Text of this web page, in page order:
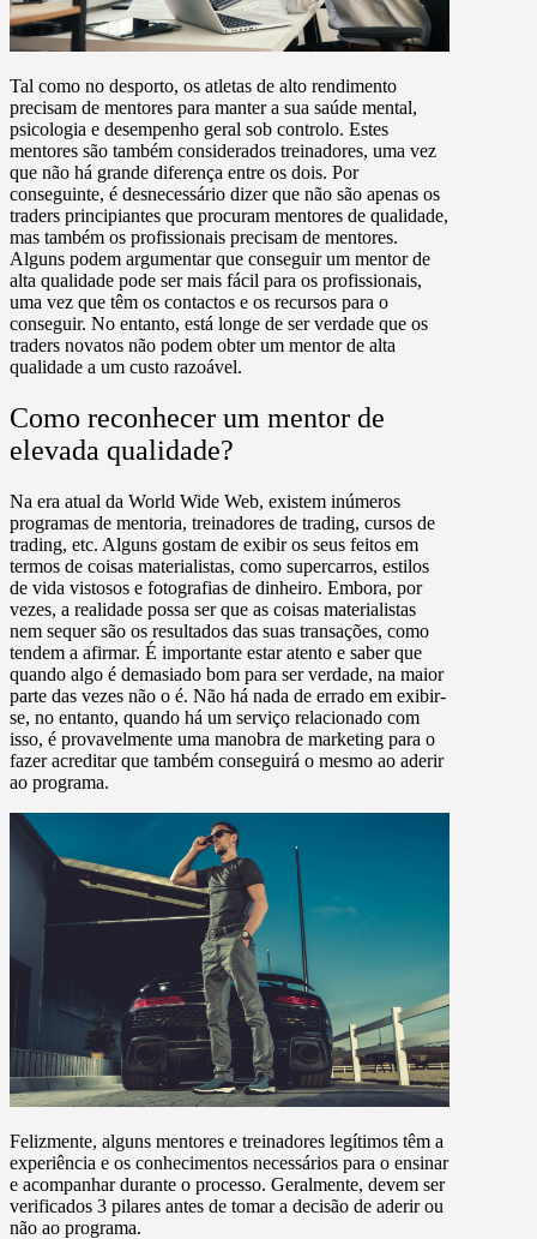
Tal como no desporto, os atletas de alto rendimento
precisam de mentores para manter a sua saúde mental,
psicologia e desempenho geral sob controlo. Estes
mentores são também considerados treinadores, uma vez
que não há grande diferença entre os dois. Por
conseguinte, é desnecessário dizer que não são apenas os
traders principiantes que procuram mentores de qualidade,
mas também os profissionais precisam de mentores.
Alguns podem argumentar que conseguir um mentor de
alta qualidade pode ser mais fácil para os profissionais,
uma vez que têm os contactos e os recursos para o
conseguir. No entanto, está longe de ser verdade que os
traders novatos não podem obter um mentor de alta
qualidade a um custo razoável.
Como reconhecer um mentor de
elevada qualidade?
Na era atual da World Wide Web, existem inúmeros
programas de mentoria, treinadores de trading, cursos de
trading, etc. Alguns gostam de exibir os seus feitos em
termos de coisas materialistas, como supercarros, estilos
de vida vistosos e fotografias de dinheiro. Embora, por
vezes, a realidade possa ser que as coisas materialistas
nem sequer são os resultados das suas transações, como
tendem a afirmar. É importante estar atento e saber que
quando algo é demasiado bom para ser verdade, na maior
parte das vezes não o é. Não há nada de errado em exibir-
se, no entanto, quando há um serviço relacionado com
isso, é provavelmente uma manobra de marketing para o
fazer acreditar que também conseguirá o mesmo ao aderir
ao programa.
Felizmente, alguns mentores e treinadores legítimos têm a
experiência e os conhecimentos necessários para o ensinar
e acompanhar durante o processo. Geralmente, devem ser
verificados 3 pilares antes de tomar a decisão de aderir ou
não ao programa.